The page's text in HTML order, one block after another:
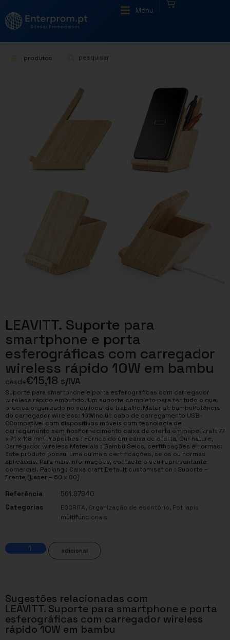
Menu
produtos
LEAVITT. Suporte para
smartphone e porta
esferográficas com carregador
wireless rápido 10W em bambu
desde€15,18 s/IVA
Suporte para smartphone e porta esferográficas com carregador
wireless rápido embutido. Um suporte completo para ter tudo o que
precisa organizado no seu local de trabalho.Material: bambuPotência
do carregador wireless: 10WInclui: cabo de carregamento USB-
CCompatível com dispositivos móveis com tecnologia de
carregamento sem fiosFornecimento caixa de oferta em papel kraft 77
x 71 x 118 mm Properties : Fornecido em caixa de oferta, Our nature,
Carregador wireless Materials : Bambu Selos, certificações e normas:
Este produto possui uma ou mais certificações, selos ou normas
aplicáveis. Para mais informações, contacte o seu representante
comercial. Packing : Caixa craft Default customisation : Suporte –
Frente (Laser – 60 x 80)
Referência
561.97940
Categorias
ESCRITA, Organização de escritório, Pot lapis
multifuncionais
adicionar
Sugestões relacionadas com
LEAVITT. Suporte para smartphone e porta
esferográficas com carregador wireless
rápido 10W em bambu